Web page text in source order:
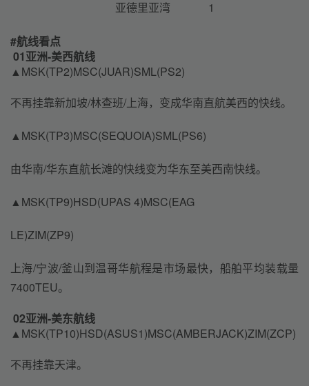
亚德里亚湾 1
#航线看点
01亚洲-美西航线
▲MSK(TP2)MSC(JUAR)SML(PS2)
不再挂靠新加坡/林查班/上海，变成华南直航美西的快线。
▲MSK(TP3)MSC(SEQUOIA)SML(PS6)
由华南/华东直航长滩的快线变为华东至美西南快线。
▲MSK(TP9)HSD(UPAS 4)MSC(EAG
LE)ZIM(ZP9)
上海/宁波/釜山到温哥华航程是市场最快，船舶平均装载量
7400TEU。
02亚洲-美东航线
▲MSK(TP10)HSD(ASUS1)MSC(AMBERJACK)ZIM(ZCP)
不再挂靠天津。